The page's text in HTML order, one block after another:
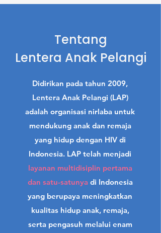
Tentang
Lentera Anak Pelangi
Didirikan pada tahun 2009,
Lentera Anak Pelangi (LAP)
adalah organisasi nirlaba untuk
mendukung anak dan remaja
yang hidup dengan HIV di
Indonesia. LAP telah menjadi
layanan multidisiplin pertama
dan satu-satunyadi Indonesia
yang berupaya meningkatkan
kualitas hidup anak, remaja,
serta pengasuh melalui enam